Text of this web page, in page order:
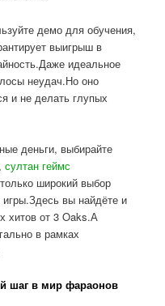
демо для обучения,
выигрыш в
идеальное
неудач.Но оно
и не делать глупых
деньги, выбирайте
султан геймс
широкий выбор
вы найдёте и
хитов от 3 Oaks.А
в рамках
шаг в мир фараонов